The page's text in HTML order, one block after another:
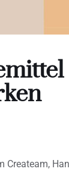
Createam,